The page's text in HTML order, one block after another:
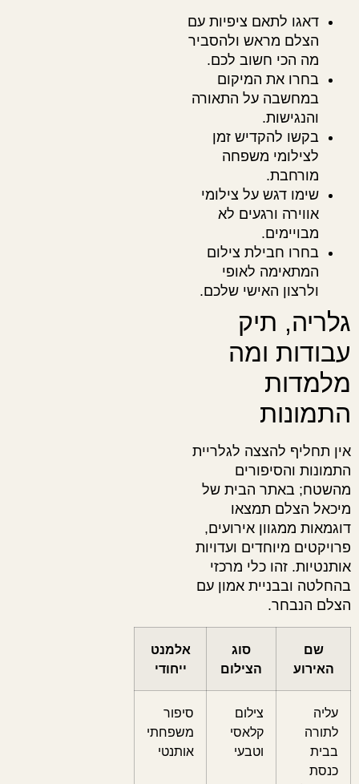
דאגו לתאם ציפיות עם
הצלם מראש ולהסביר
מה הכי חשוב לכם.
בחרו את המיקום
במחשבה על התאורה
והנגישות.
בקשו להקדיש זמן
לצילומי משפחה
מורחבת.
שימו דגש על צילומי
אווירה ורגעים לא
מבויימים.
בחרו חבילת צילום
המתאימה לאופי
ולרצון האישי שלכם.
גלריה, תיק
עבודות ומה
מלמדות
התמונות
אין תחליף להצצה לגלריית
התמונות והסיפורים
מהשטח; באתר הבית של
מיכאל הצלם תמצאו
דוגמאות ממגוון אירועים,
פרויקטים מיוחדים ועדויות
אותנטיות. זהו כלי מרכזי
בהחלטה ובבניית אמון עם
הצלם הנבחר.
שם
האירוע
סוג
הצילום
אלמנט
ייחודי
עליה
לתורה
בבית
כנסת
צילום
קלאסי
וטבעי
סיפור
משפחתי
אותנטי